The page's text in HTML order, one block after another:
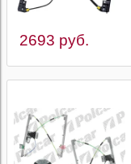
2693 руб.